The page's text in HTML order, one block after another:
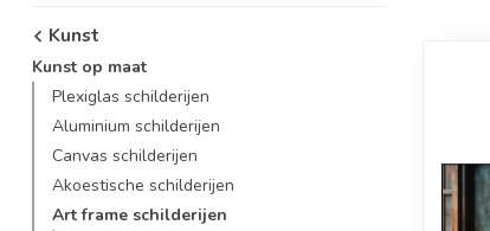
Kunst
Kunst op maat
Plexiglas schilderijen
Aluminium schilderijen
Canvas schilderijen
Akoestische schilderijen
Art frame schilderijen